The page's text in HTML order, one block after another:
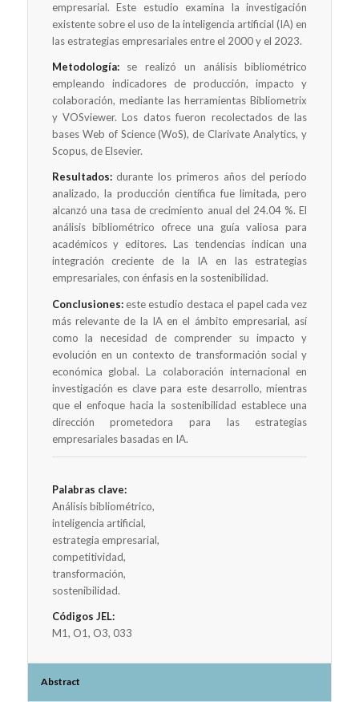
empresarial. Este estudio examina la investigación
existente sobre el uso de la inteligencia artificial (IA) en
las estrategias empresariales entre el 2000 y el 2023.
Metodología:se realizó un análisis bibliométrico
empleando indicadores de producción, impacto y
colaboración, mediante las herramientas Bibliometrix
y VOSviewer. Los datos fueron recolectados de las
bases Web of Science (WoS), de Clarivate Analytics, y
Scopus, de Elsevier.
Resultados:durante los primeros años del período
analizado, la producción científica fue limitada, pero
alcanzó una tasa de crecimiento anual del 24.04 %. El
análisis bibliométrico ofrece una guía valiosa para
académicos y editores. Las tendencias indican una
integración creciente de la IA en las estrategias
empresariales, con énfasis en la sostenibilidad.
Conclusiones:este estudio destaca el papel cada vez
más relevante de la IA en el ámbito empresarial, así
como la necesidad de comprender su impacto y
evolución en un contexto de transformación social y
económica global. La colaboración internacional en
investigación es clave para este desarrollo, mientras
que el enfoque hacia la sostenibilidad establece una
dirección prometedora para las estrategias
empresariales basadas en IA.
Palabras clave:
Análisis bibliométrico,
inteligencia artificial,
estrategia empresarial,
competitividad,
transformación,
sostenibilidad.
Códigos JEL:
M1, O1, O3, 033
Abstract